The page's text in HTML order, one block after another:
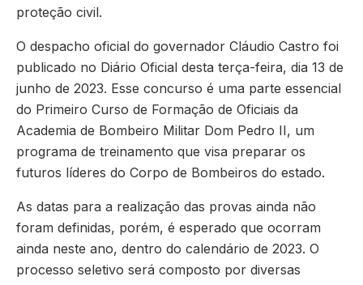
proteção civil.
O despacho oficial do governador Cláudio Castro foi
publicado no Diário Oficial desta terça-feira, dia 13 de
junho de 2023. Esse concurso é uma parte essencial
do Primeiro Curso de Formação de Oficiais da
Academia de Bombeiro Militar Dom Pedro II, um
programa de treinamento que visa preparar os
futuros líderes do Corpo de Bombeiros do estado.
As datas para a realização das provas ainda não
foram definidas, porém, é esperado que ocorram
ainda neste ano, dentro do calendário de 2023. O
processo seletivo será composto por diversas